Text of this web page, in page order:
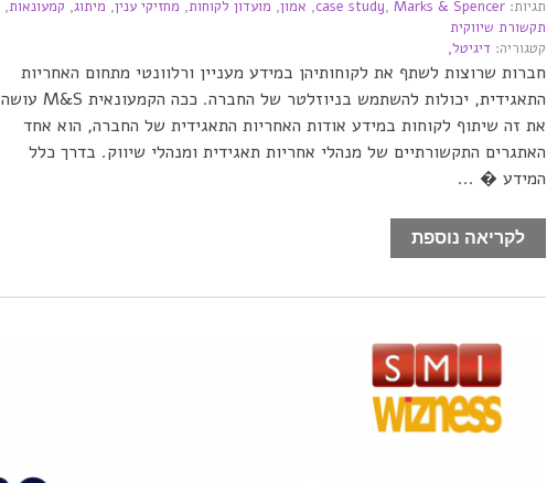
קטגוריה: דיגיטל,
תגיות: case study, Marks & Spencer
, אמון, מועדון לקוחות, מחזיקי ענין, מיתוג, קמעונאות,
תקשורת שיווקית
חברות שרוצות לשתף את לקוחותיהן במידע מעניין ורלוונטי מתחום האחריות
התאגידית, יכולות להשתמש בניוזלטר של החברה. ככה הקמעונאית M&S עושה
את זה שיתוף לקוחות במידע אודות האחריות התאגידית של החברה, הוא אחד
האתגרים התקשורתיים של מנהלי אחריות תאגידית ומנהלי שיווק. בדרך כלל
המידע � ...
לקריאה נוספת